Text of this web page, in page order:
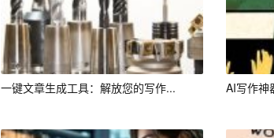
一键文章生成工具：解放您的写作... AI写作神